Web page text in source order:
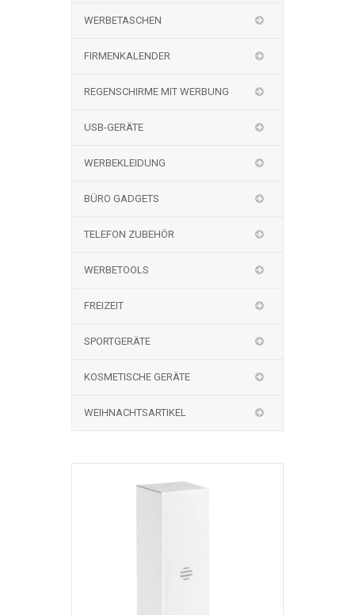
WERBETASCHEN
FIRMENKALENDER
REGENSCHIRME MIT WERBUNG
USB-GERÄTE
WERBEKLEIDUNG
BÜRO GADGETS
TELEFON ZUBEHÖR
WERBETOOLS
FREIZEIT
SPORTGERÄTE
KOSMETISCHE GERÄTE
WEIHNACHTSARTIKEL